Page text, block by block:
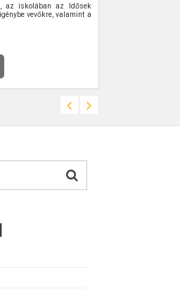
az iskolában az Idősek
vevőkre, valamint a